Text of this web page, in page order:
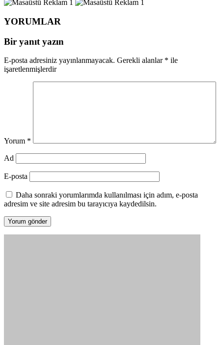
YORUMLAR
Bir yanıt yazın
E-posta adresiniz yayınlanmayacak. Gerekli alanlar * ile
işaretlenmişlerdir
Yorum *
Ad
E-posta
Daha sonraki yorumlarımda kullanılması için adım, e-posta
adresim ve site adresim bu tarayıcıya kaydedilsin.